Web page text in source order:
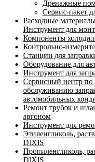
Дренажные
Сервис-пакет
Расходные
Инструмент для
Компоненты
Контрольно-
Станции для
Оборудование для
Инструмент для
Сервисный центр по
обслуживанию
автомобильных
Ремонт трубок и
аргоном
Инструмент для
Этиленгликоль,
DIXIS
Пропиленгликоль,
DIXIS